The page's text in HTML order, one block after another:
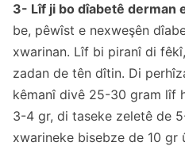
3- Lîf ji bo dîabetê derman
be, pêwîst e nexweşên
xwarinan. Lîf bi piranî di
zadan de tên dîtin. Di
kêmanî divê 25-30 gram lîf
3-4 gr, di taseke zeletê de
xwarineke bisebze de 10